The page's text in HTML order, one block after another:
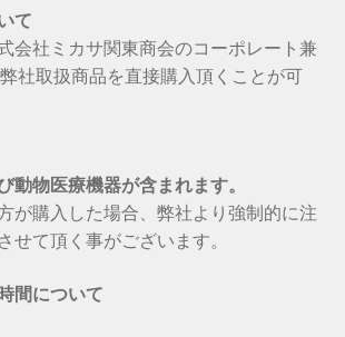
て
会社ミカサ関東商会のコーポレート兼
社取扱商品を直接購入頂くことが可
動物医療機器が含まれます。
が購入した場合、弊社より強制的に注
せて頂く事がございます。
間について